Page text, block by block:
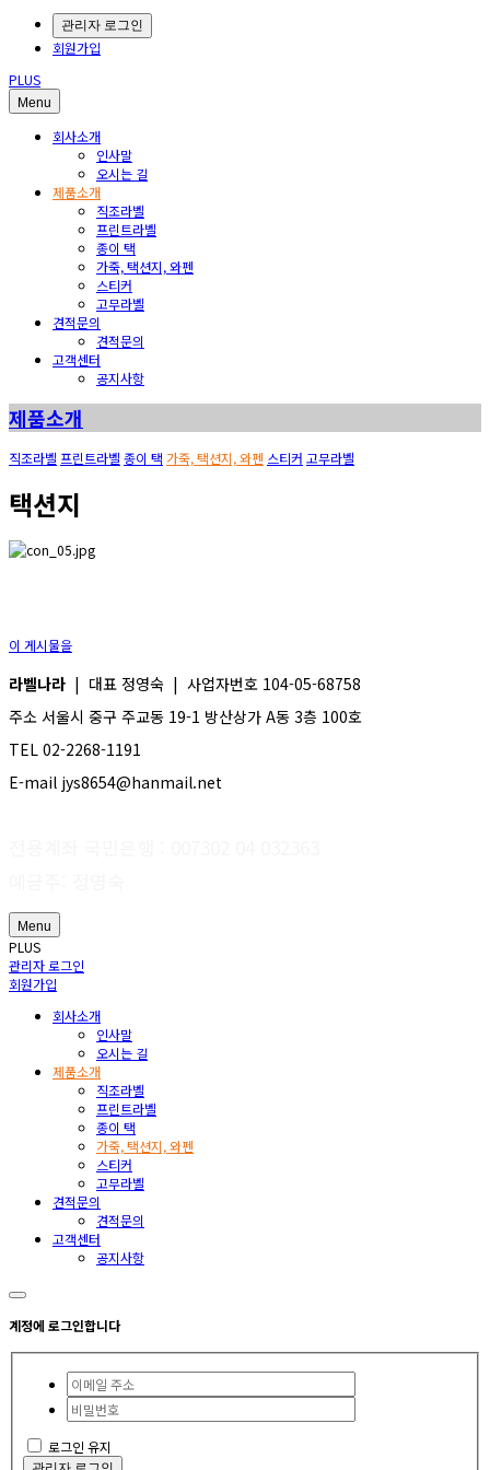
관리자 로그인
회원가입
PLUS
Menu
회사소개
인사말
오시는 길
제품소개
직조라벨
프린트라벨
종이 택
가죽, 택션지, 와펜
스티커
고무라벨
견적문의
견적문의
고객센터
공지사항
제품소개
직조라벨 프린트라벨 종이 택 가죽, 택션지, 와펜 스티커 고무라벨
택션지
이 게시물을
라벨나라 | 대표 정영숙 | 사업자번호 104-05-68758
주소 서울시 중구 주교동 19-1 방산상가 A동 3층 100호
TEL 02-2268-1191
E-mail jys8654@hanmail.net
Menu
PLUS
관리자 로그인
회원가입
회사소개
인사말
오시는 길
제품소개
직조라벨
프린트라벨
종이 택
가죽, 택션지, 와펜
스티커
고무라벨
견적문의
견적문의
고객센터
공지사항
계정에 로그인합니다
로그인 유지